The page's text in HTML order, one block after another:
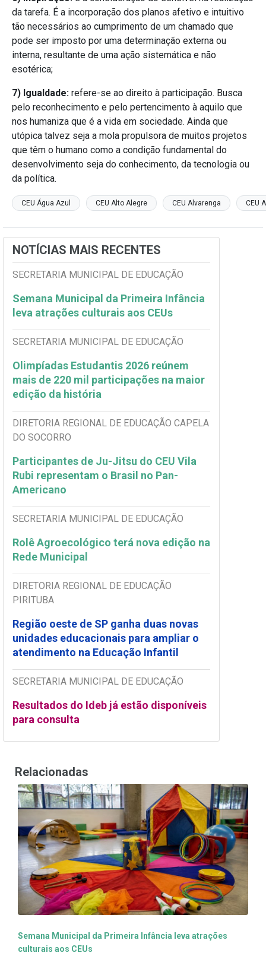
da tarefa. É a incorporação dos planos afetivo e intuitivo
tão necessários ao cumprimento de um chamado que
pode ser imposto por uma determinação externa ou
interna, resultante de uma ação sistemática e não
esotérica;
7) Igualdade: refere-se ao direito à participação. Busca
pelo reconhecimento e pelo pertencimento à aquilo que
nos humaniza que é a vida em sociedade. Ainda que
utópica talvez seja a mola propulsora de muitos projetos
que têm o humano como a condição fundamental do
desenvolvimento seja do conhecimento, da tecnologia ou
da política.
CEU Água Azul CEU Alto Alegre CEU Alvarenga CEU
NOTÍCIAS MAIS RECENTES
SECRETARIA MUNICIPAL DE EDUCAÇÃO
Semana Municipal da Primeira Infância
leva atrações culturais aos CEUs
SECRETARIA MUNICIPAL DE EDUCAÇÃO
Olimpíadas Estudantis 2026 reúnem
mais de 220 mil participações na maior
edição da história
DIRETORIA REGIONAL DE EDUCAÇÃO CAPELA
DO SOCORRO
Participantes de Ju-Jitsu do CEU Vila
Rubi representam o Brasil no Pan-
Americano
SECRETARIA MUNICIPAL DE EDUCAÇÃO
Rolê Agroecológico terá nova edição na
Rede Municipal
DIRETORIA REGIONAL DE EDUCAÇÃO
PIRITUBA
Região oeste de SP ganha duas novas
unidades educacionais para ampliar o
atendimento na Educação Infantil
SECRETARIA MUNICIPAL DE EDUCAÇÃO
Resultados do Ideb já estão disponíveis
para consulta
Relacionadas
Semana Municipal da Primeira Infância leva atrações
culturais aos CEUs